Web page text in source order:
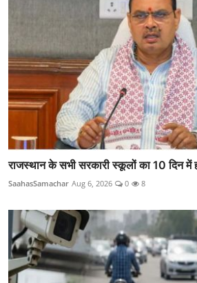
राजस्थान के सभी सरकारी स्कूलों का 10 दिन में
SaahasSamachar Aug 6, 2026 0 8